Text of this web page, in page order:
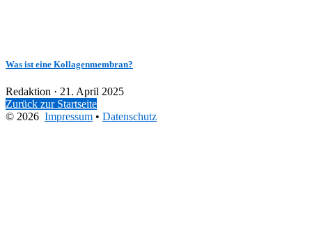
Was ist eine Kollagenmembran?
Redaktion · Veröffentlicht
am
21. April 2025
Zurück zur Startseite
© 2026 Impressum • Datenschutz